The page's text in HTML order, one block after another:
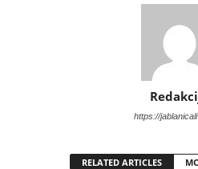
https://
RELATED ARTICLES